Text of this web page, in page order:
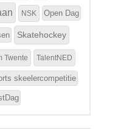
NSK Open Dag
Skatehockey
Twente TalentNED
skeelercompetitie